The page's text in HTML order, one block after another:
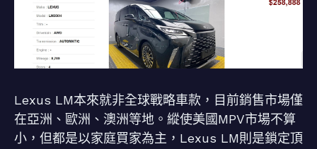
Lexus LM本來就非全球戰略車款，目前銷售市場僅
在亞洲、歐洲、澳洲等地。縱使美國MPV市場不算
小，但都是以家庭買家為主，Lexus LM則是鎖定頂